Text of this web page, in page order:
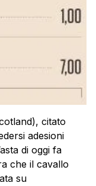
citato
adesioni
di oggi fa
che il cavallo
su